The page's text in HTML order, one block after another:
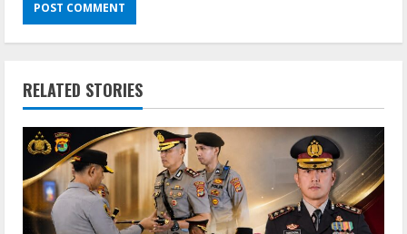
RELATED STORIES